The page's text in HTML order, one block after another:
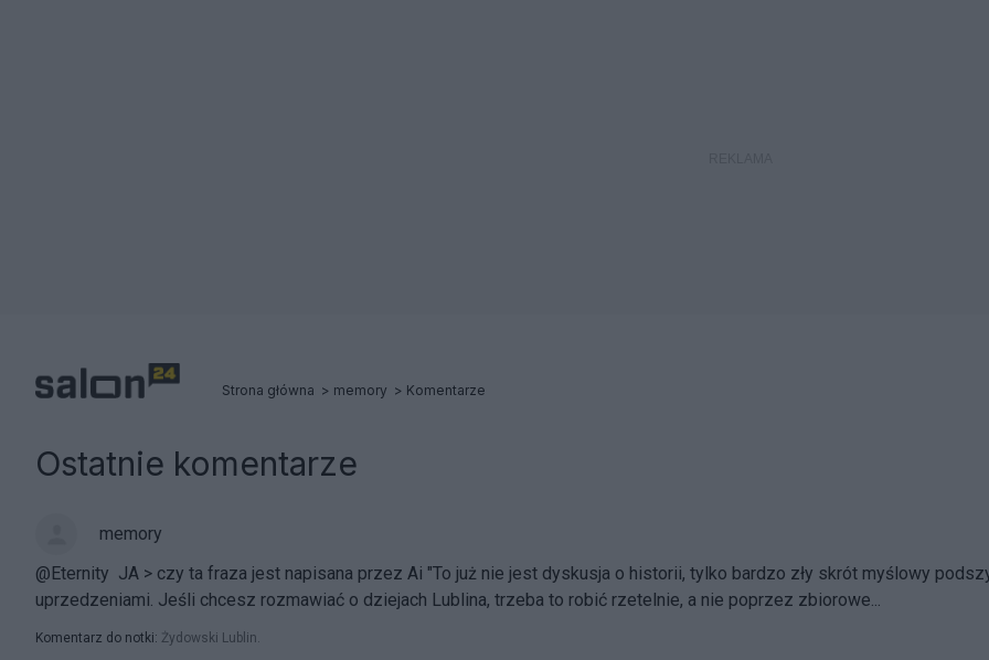
Strona główna memory Komentarze
Ostatnie komentarze
memory
@Eternity JA > czy ta fraza jest napisana przez Ai "To już nie jest dyskusja o historii, tylko bardzo zły skrót myślowy
uprzedzeniami. Jeśli chcesz rozmawiać o dziejach Lublina, trzeba to robić rzetelnie, a nie poprzez zbiorowe...
Komentarz do notki: Żydowski Lublin.